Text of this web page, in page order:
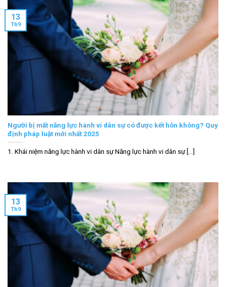
Người bị mất năng lực hành vi dân sự có được kết hôn không? Quy
định pháp luật mới nhất 2025
1. Khái niệm năng lực hành vi dân sự Năng lực hành vi dân sự [...]
13
Th9
13
Th9